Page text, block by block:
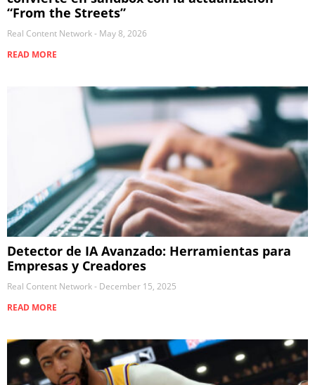
“From the Streets”
Real Content Network
May 8, 2026
READ MORE
Detector de IA Avanzado: Herramientas para
Empresas y Creadores
Real Content Network
December 15, 2025
READ MORE